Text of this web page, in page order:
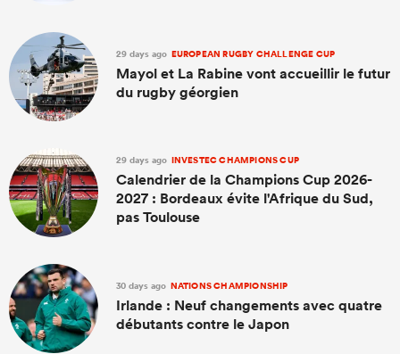
29 days ago EUROPEAN RUGBY CHALLENGE CUP
Mayol et La Rabine vont accueillir le futur
du rugby géorgien
29 days ago INVESTEC CHAMPIONS CUP
Calendrier de la Champions Cup 2026-
2027 : Bordeaux évite l'Afrique du Sud,
pas Toulouse
30 days ago NATIONS CHAMPIONSHIP
Irlande : Neuf changements avec quatre
débutants contre le Japon